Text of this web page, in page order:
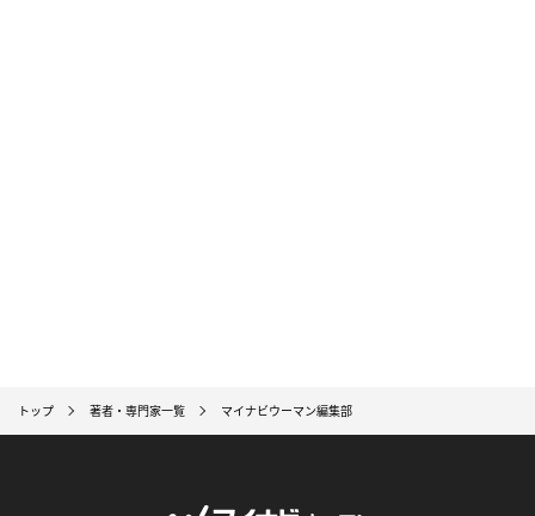
トップ 著者・専門家一覧 マイナビウーマン編集部